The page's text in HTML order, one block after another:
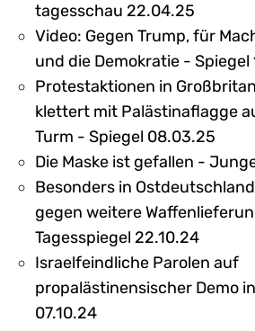
tagesschau 22.04.25
Video: Gegen Trump, für
und die Demokratie - Spiegel
Protestaktionen in
klettert mit Palästinaflagge
Turm - Spiegel 08.03.25
Die Maske ist gefallen -
Besonders in
gegen weitere
Tagesspiegel 22.10.24
Israelfeindliche Parolen auf
propalästinensischer Demo
07.10.24